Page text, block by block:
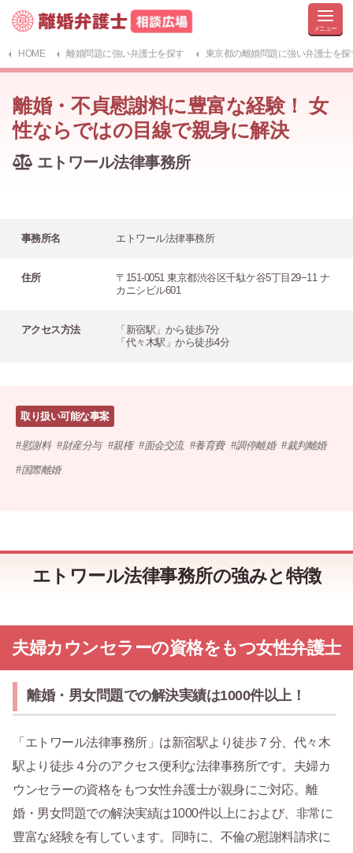
HOME 離婚問題に強い弁護士を探す 東京都の離婚問題に強い弁護士を探
離婚・不貞慰謝料に豊富な経験！ 女
性ならではの目線で親身に解決
エトワール法律事務所
事務所名 エトワール法律事務所
住所
〒151-0051 東京都渋谷区千駄ケ谷5丁目29−11 ナ
カニシビル601
アクセス方法
「新宿駅」から徒歩7分
「代々木駅」から徒歩4分
取り扱い可能な事案
慰謝料 財産分与 親権 面会交流 養育費 調停離婚 裁判離婚
国際離婚
エトワール法律事務所の強みと特徴
夫婦カウンセラーの資格をもつ女性弁護士
離婚・男女問題での解決実績は1000件以上！
「エトワール法律事務所」は新宿駅より徒歩７分、代々木
駅より徒歩４分のアクセス便利な法律事務所です。夫婦カ
ウンセラーの資格をもつ女性弁護士が親身にご対応。離
婚・男女問題での解決実績は1000件以上におよび、非常に
豊富な経験を有しています。同時に、不倫の慰謝料請求に